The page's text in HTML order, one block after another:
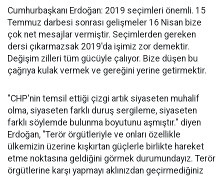
Cumhurbaşkanı Erdoğan: 2019 seçimleri önemli. 15
Temmuz darbesi sonrası gelişmeler 16 Nisan bize
çok net mesajlar vermiştir. Seçimlerden gereken
dersi çıkarmazsak 2019'da işimiz zor demektir.
Değişim zilleri tüm gücüyle çalıyor. Bize düşen bu
çağrıya kulak vermek ve gereğini yerine getirmektir.
"CHP'nin temsil ettiği çizgi artık siyaseten muhalif
olma, siyaseten farklı duruş sergileme, siyaseten
farklı söylemde bulunma boyutunu aşmıştır." diyen
Erdoğan, "Terör örgütleriyle ve onları özellikle
ülkemizin üzerine kışkırtan güçlerle birlikte hareket
etme noktasına geldiğini görmek durumundayız. Terör
örgütlerine karşı yapmayı aklınızdan geçirmediğiniz